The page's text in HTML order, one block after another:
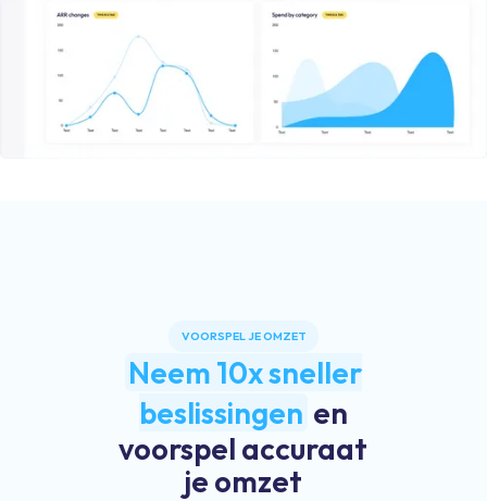
VOORSPEL JE OMZET
Neem 10x sneller
beslissingen en
voorspel accuraat
je omzet